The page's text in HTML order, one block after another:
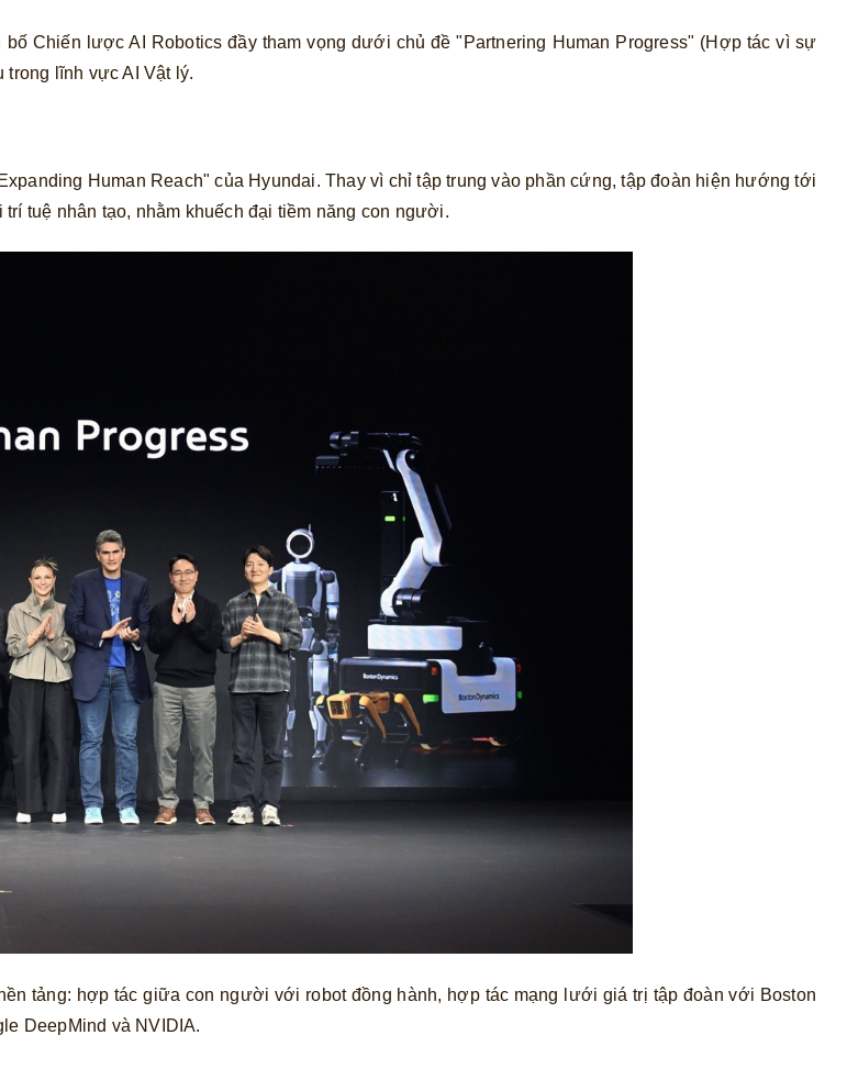
Chiến lược AI Robotics đầy tham vọng dưới chủ đề "Partnering Human Progress" (Hợp tác vì sự
trong lĩnh vực AI Vật lý.
Human Reach" của Hyundai. Thay vì chỉ tập trung vào phần cứng, tập đoàn hiện hướng tới
tuệ nhân tạo, nhằm khuếch đại tiềm năng con người.
tảng: hợp tác giữa con người với robot đồng hành, hợp tác mạng lưới giá trị tập đoàn với Boston
DeepMind và NVIDIA.